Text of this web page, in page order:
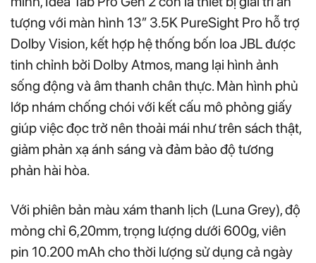
tượng với màn hình 13” 3.5K PureSight Pro hỗ trợ
Dolby Vision, kết hợp hệ thống bốn loa JBL được
tinh chỉnh bởi Dolby Atmos, mang lại hình ảnh
sống động và âm thanh chân thực. Màn hình phủ
lớp nhám chống chói với kết cấu mô phỏng giấy
giúp việc đọc trở nên thoải mái như trên sách thật,
giảm phản xạ ánh sáng và đảm bảo độ tương
phản hài hòa.
Với phiên bản màu xám thanh lịch (Luna Grey), độ
mỏng chỉ 6,20mm, trọng lượng dưới 600g, viên
pin 10.200 mAh cho thời lượng sử dụng cả ngày